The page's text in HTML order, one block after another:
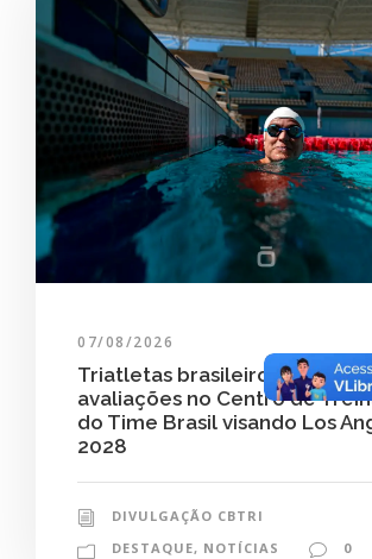
07/08/2026
Triatletas brasileiros realizam
avaliações no Centro de
do Time Brasil visando Los
2028
DIVULGAÇÃO CBTRI
DESTAQUE, NOTÍCIAS 0